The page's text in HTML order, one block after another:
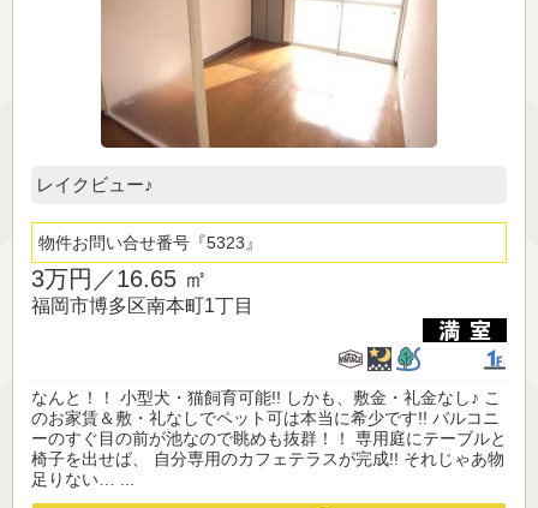
レイクビュー♪
物件お問い合せ番号 5323
3万円／16.65 ㎡
福岡市博多区南本町1丁目
なんと！！ 小型犬・猫飼育可能!! しかも、敷金・礼金なし♪ こ
のお家賃＆敷・礼なしでペット可は本当に希少です!! バルコニ
ーのすぐ目の前が池なので眺めも抜群！！ 専用庭にテーブルと
椅子を出せば、 自分専用のカフェテラスが完成!! それじゃあ物
足りない… ...